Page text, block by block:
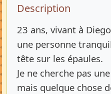
Description de
Description
23 ans, vivant à
une personne
tête sur les épaules.
Je ne cherche pas
mais quelque chose